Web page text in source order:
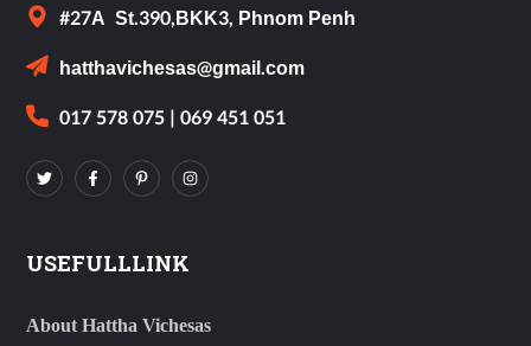
#27A St.390,BKK3, Phnom Penh
hatthavichesas@gmail.com
017 578 075 | 069 451 051
USEFULLLINK
About Hattha Vichesas